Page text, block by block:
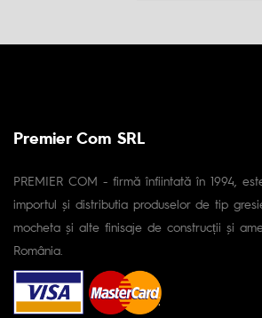
Premier Com SRL
PREMIER COM - firmă înfiintată în 1994,
importul și distributia produselor de tip
mocheta și alte finisaje de construcții și
România.